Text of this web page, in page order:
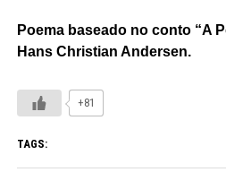
Poema baseado no conto “A
Hans Christian Andersen.
+81
TAGS: